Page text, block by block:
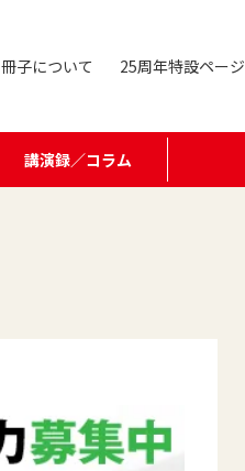
冊子について 25周年特設ページ
講演録／コラム